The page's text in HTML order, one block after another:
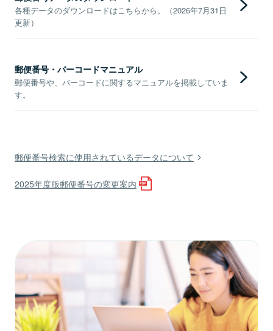
各種データのダウンロードはこちらから。（2026年7月31日
更新）
郵便番号・バーコードマニュアル
郵便番号や、バーコードに関するマニュアルを掲載していま
す。
郵便番号検索に使用されているデータについて
2025年度版郵便番号の変更案内